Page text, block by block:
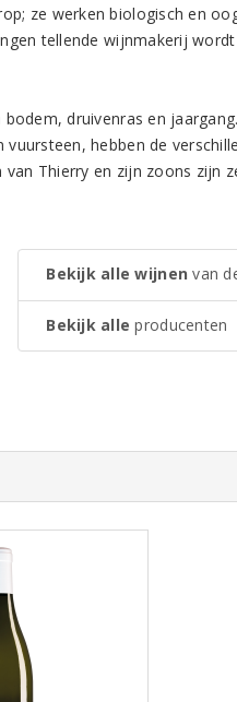
ze werken biologisch en
tellende wijnmakerij
druivenras en
hebben de
Thierry en zijn zoons zijn
Bekijk alle wijnen van
Bekijk alle producenten